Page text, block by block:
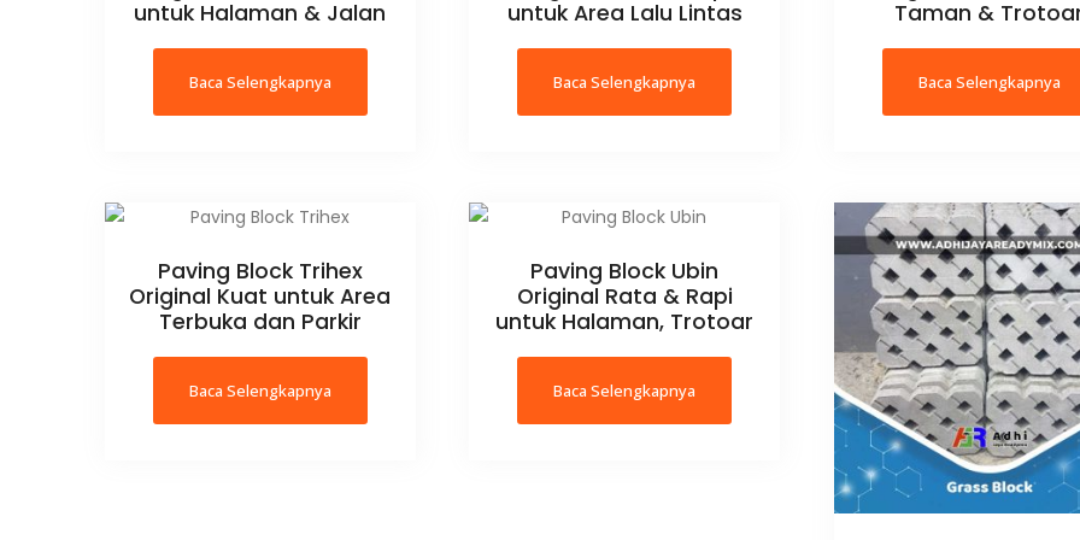
untuk Halaman & Jalan
Baca Selengkapnya
untuk Area Lalu Lintas
Baca Selengkapnya
Taman &
Baca Selengkapnya
Paving Block Trihex
Original Kuat untuk Area
Terbuka dan Parkir
Baca Selengkapnya
Paving Block Ubin
Original Rata & Rapi
untuk Halaman, Trotoar
Baca Selengkapnya